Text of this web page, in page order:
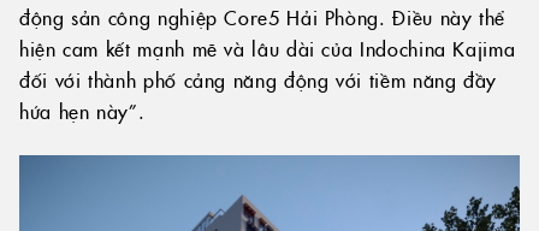
động sản công nghiệp Core5 Hải Phòng. Điều này thể
hiện cam kết mạnh mẽ và lâu dài của Indochina Kajima
đối với thành phố cảng năng động với tiềm năng đầy
hứa hẹn này”.